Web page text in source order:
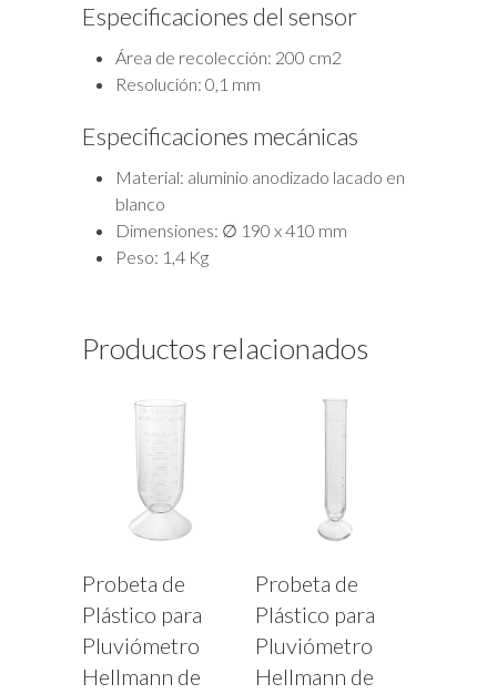
Especificaciones del sensor
Área de recolección: 200 cm2
Resolución: 0,1 mm
Especificaciones mecánicas
Material: aluminio anodizado lacado en
blanco
Dimensiones: ∅ 190 x 410 mm
Peso: 1,4 Kg
Productos relacionados
Probeta de
Plástico para
Pluviómetro
Hellmann de
Probeta de
Plástico para
Pluviómetro
Hellmann de